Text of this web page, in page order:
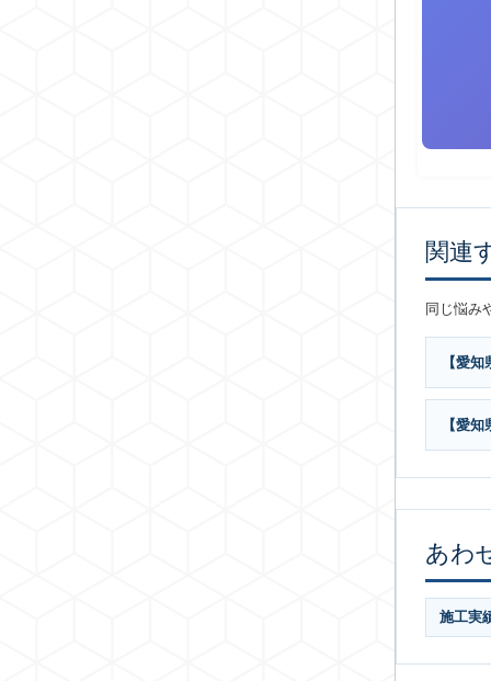
関連
同じ悩み
【愛
【愛
あわ
施工実